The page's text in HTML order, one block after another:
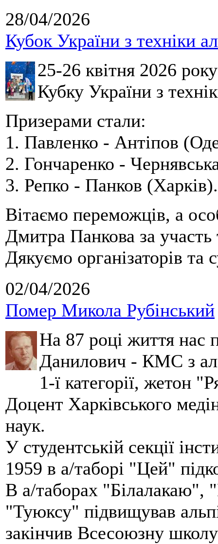
28/04/2026
Кубок України з техніки
25-26 квітня 2026
Кубку України з
Призерами стали:
1. Павленко - Антіпов
2. Гончаренко -
3. Репко - Панков (Харків).
Вітаємо переможців, а
Дмитра Панкова за
Дякуємо організаторів та
02/04/2026
Помер Микола Рубінський
На 87 році життя нас
Данилович - КМС з
1-ї категорії, жетон
Доцент Харківського
наук.
У студентській секції
1959 в а/таборі "Цей"
В а/таборах "Білалакаю",
"Туюксу" підвищував
закінчив Всесоюзну